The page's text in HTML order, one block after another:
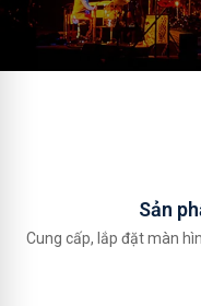
Sản
Cung cấp, lắp đặt màn